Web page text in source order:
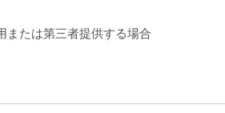
または第三者提供する場合